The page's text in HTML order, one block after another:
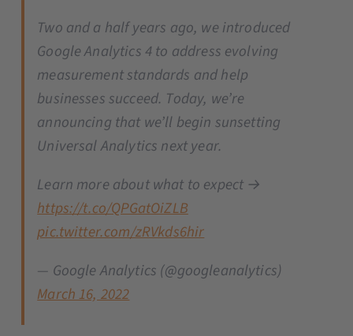
Two and a half years ago, we introduced
Google Analytics 4 to address evolving
measurement standards and help
businesses succeed. Today, we’re
announcing that we’ll begin sunsetting
Universal Analytics next year.
Learn more about what to expect →
https://t.co/QPGatOiZLB
pic.twitter.com/zRVkds6hir
— Google Analytics (@googleanalytics)
March 16, 2022